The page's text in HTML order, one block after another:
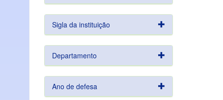
Sigla da instituição
Departamento
Ano de defesa